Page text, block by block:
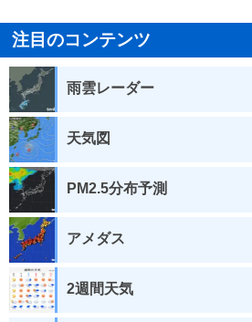
注目のコンテンツ
雨雲レーダー
天気図
PM2.5分布予測
アメダス
2週間天気